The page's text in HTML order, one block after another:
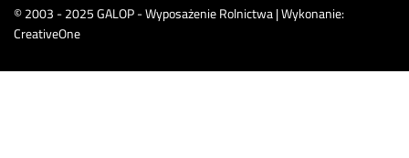
© 2003 - 2025 GALOP - Wyposażenie Rolnictwa | Wykonanie:
CreativeOne